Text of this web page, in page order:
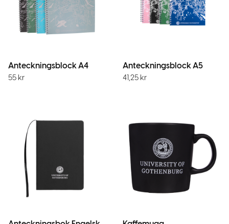
Anteckningsblock A4
55 kr
Anteckningsblock A5
41,25 kr